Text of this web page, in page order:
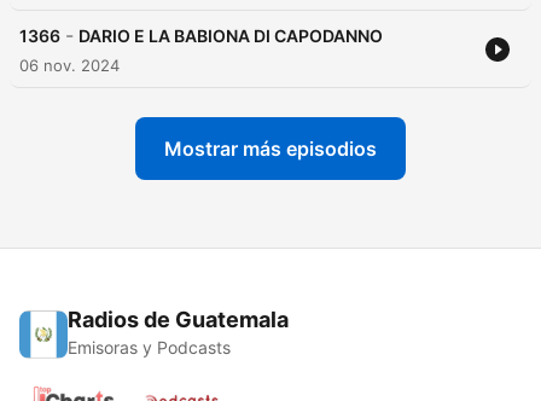
1366 - DARIO E LA BABIONA DI CAPODANNO
06 nov. 2024
Mostrar más episodios
Radios de Guatemala
Emisoras y Podcasts